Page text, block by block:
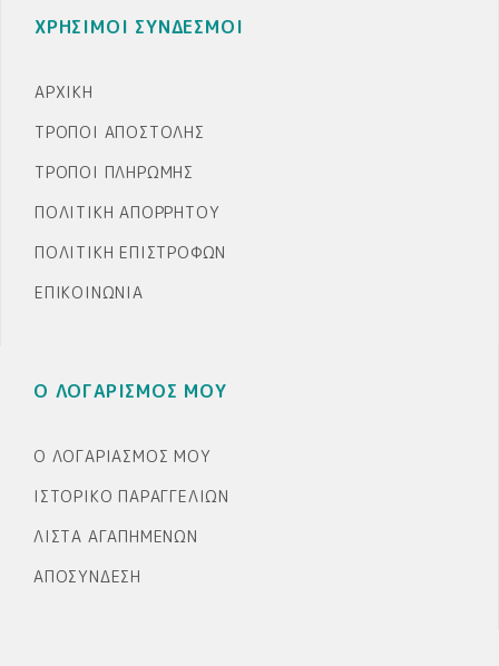
ΧΡΗΣΙΜΟΙ ΣΥΝΔΕΣΜΟΙ
ΑΡΧΙΚΉ
ΤΡΌΠΟΙ ΑΠΟΣΤΟΛΉΣ
ΤΡΌΠΟΙ ΠΛΗΡΩΜΉΣ
ΠΟΛΙΤΙΚΉ ΑΠΟΡΡΉΤΟΥ
ΠΟΛΙΤΙΚΉ ΕΠΙΣΤΡΟΦΏΝ
ΕΠΙΚΟΙΝΩΝΊΑ
Ο ΛΟΓΑΡΙΣΜΟΣ ΜΟΥ
Ο ΛΟΓΑΡΙΑΣΜΌΣ ΜΟΥ
ΙΣΤΟΡΙΚΌ ΠΑΡΑΓΓΕΛΙΏΝ
ΛΊΣΤΑ ΑΓΑΠΗΜΈΝΩΝ
ΑΠΟΣΎΝΔΕΣΗ